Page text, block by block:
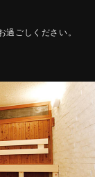
ごしください。